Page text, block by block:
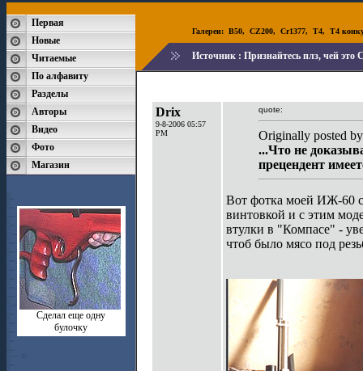
Первая
Новые
Читаемые
По алфавиту
Разделы
Авторы
Видео
Фото
Магазин
Сделал еще одну
булочку
Галереи: B50, CZ200, Cr1377, T4, T4
Источник : Признайтесь плз, чей
Drix
9-8-2006 05:57
PM
quote:
Originally posted
...Что не
прецендент
Вот фотка моей ИЖ-60
винтовкой и с этим
втулки в "Компасе" -
чтоб было мясо под